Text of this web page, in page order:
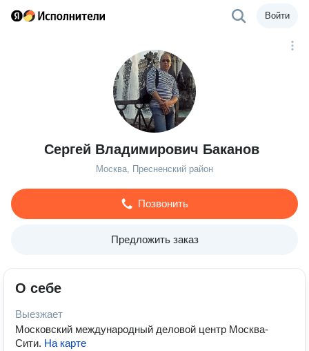
Войти
Сергей Владимирович Баканов
Москва, Пресненский район
Позвонить
Предложить заказ
О себе
Выезжает
Московский международный деловой центр Москва-
Сити. На карте